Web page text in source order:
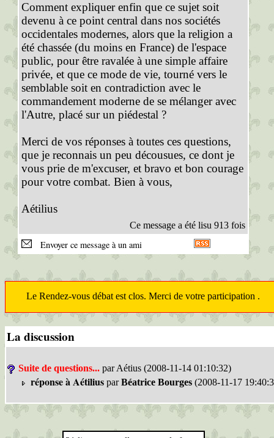
Comment expliquer enfin que ce sujet soit
devenu à ce point central dans nos sociétés
occidentales modernes, alors que la religion a
été chassée (du moins en France) de l'espace
public, pour être ravalée à une simple affaire
privée, et que ce mode de vie, tourné vers le
semblable soit en contradiction avec le
commandement moderne de se mélanger avec
l'Autre, placé sur un piédestal ?
Merci de vos réponses à toutes ces questions,
que je reconnais un peu décousues, ce dont je
vous prie de m'excuser, et bravo et bon courage
pour votre combat. Bien à vous,
Aétilius
Ce message a été lisu 913 fois
Envoyer ce message à un ami
Le Rendez-vous débat est clos. Merci de votre participation .
La discussion
Suite de questions... par Aétius (2008-11-14 01:10:32)
réponse à Aétilius parBéatrice Bourges (2008-11-17